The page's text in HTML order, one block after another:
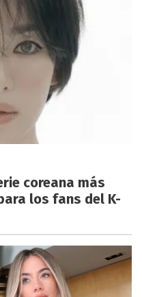
coreana más
los fans del K-